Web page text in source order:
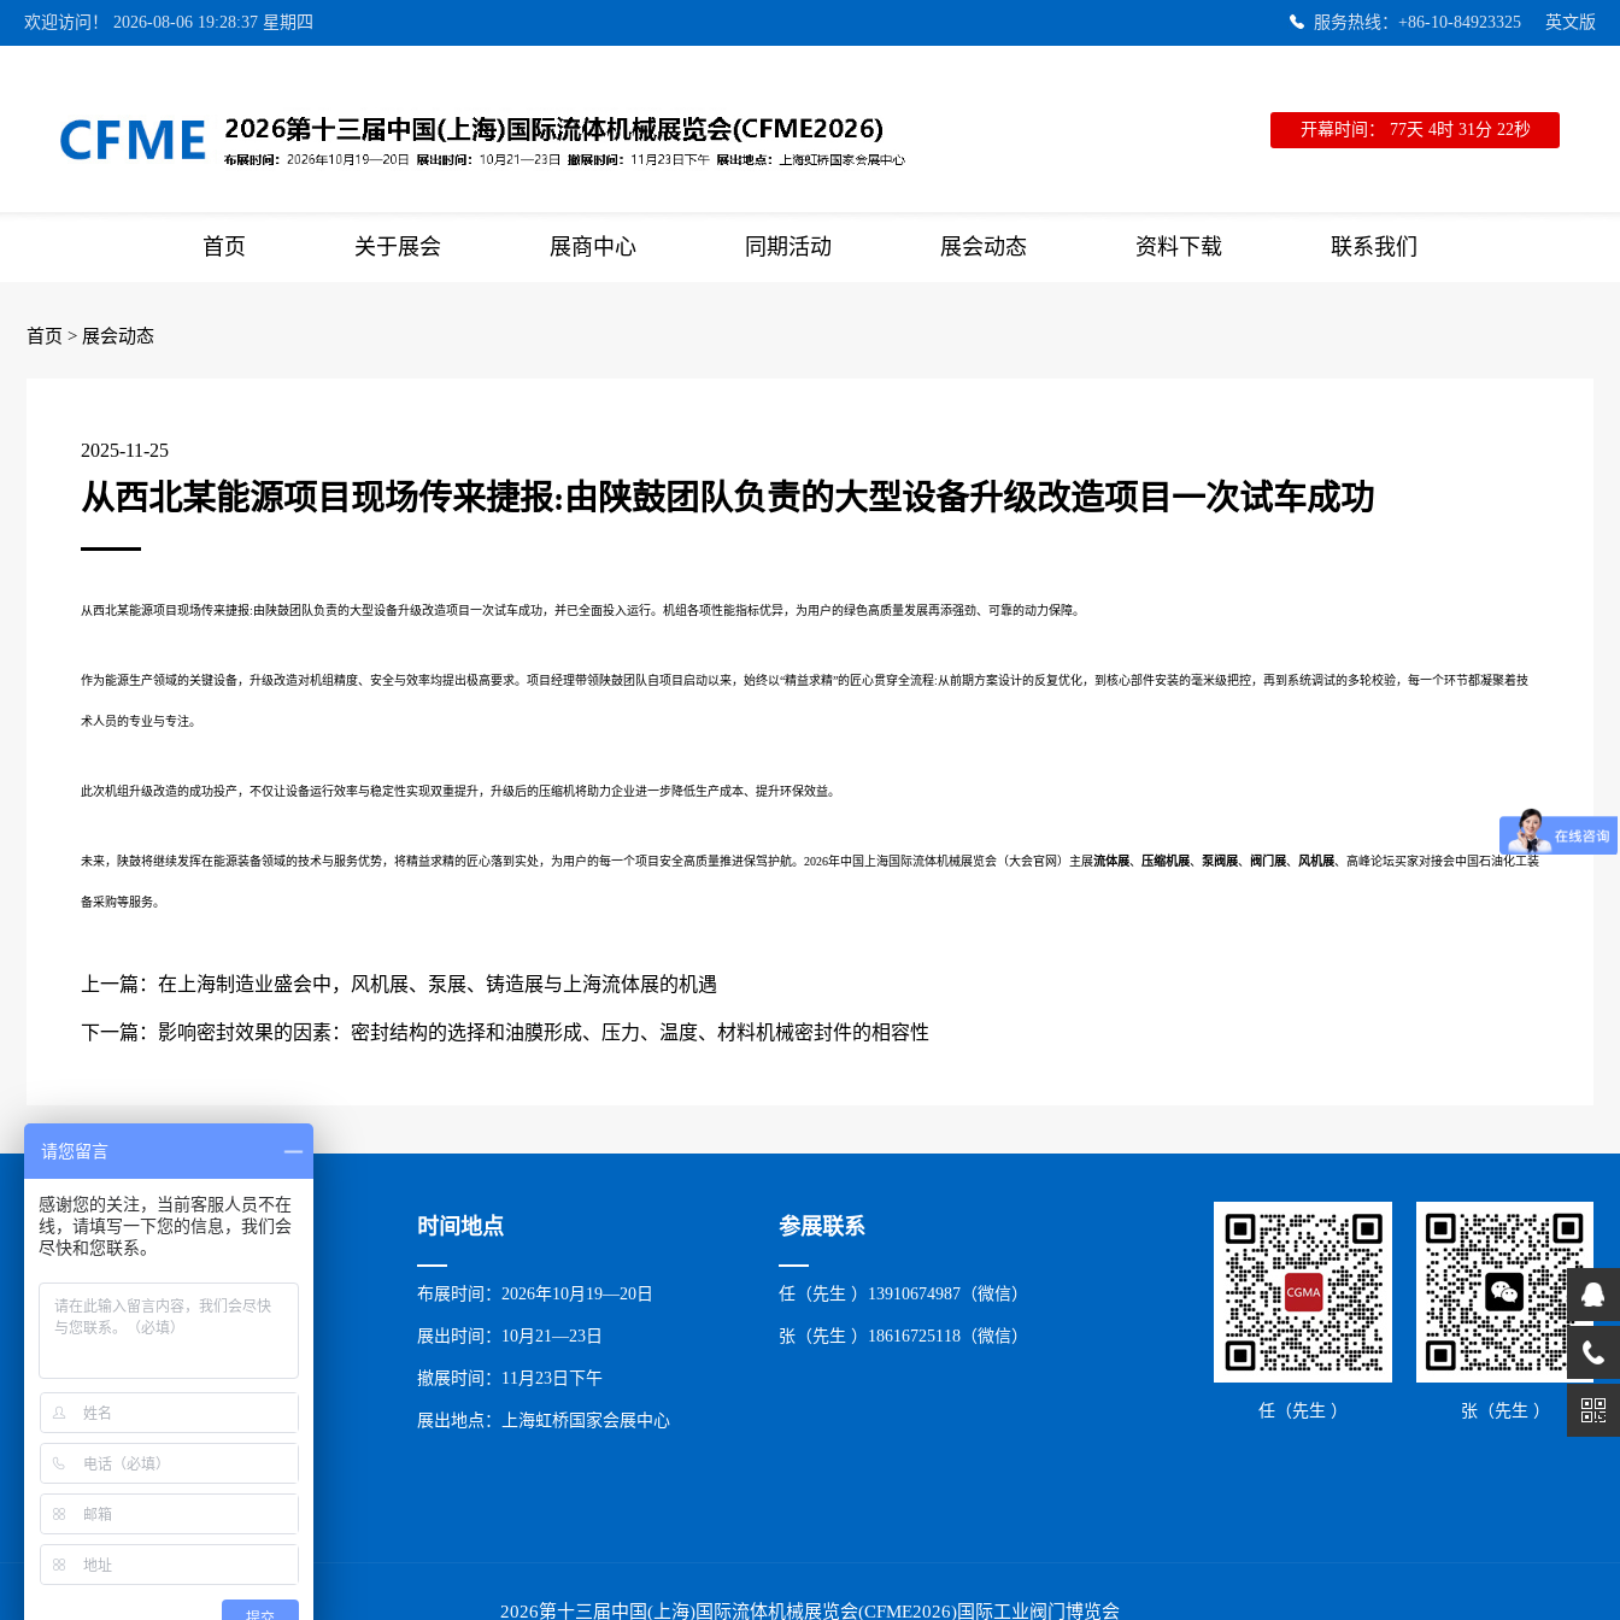
欢迎访问！ 2026-08-06 19:28:37 星期四 服务热线：+86-10-84923325 英文版
开幕时间： 77天 4时 31分 22秒
首页 关于展会 展商中心 同期活动 展会动态 资料下载 联系我们
首页 > 展会动态
2025-11-25
从西北某能源项目现场传来捷报:由陕鼓团队负责的大型设备升级改造项目一次试车成功
从西北某能源项目现场传来捷报:由陕鼓团队负责的大型设备升级改造项目一次试车成功，并已全面投入运行。机组各项性能指标优异，为用户的绿色高质量发展再添强劲、可靠的动力保障。
作为能源生产领域的关键设备，升级改造对机组精度、安全与效率均提出极高要求。项目经理带领陕鼓团队自项目启动以来，始终以“精益求精”的匠心贯穿全流程:从前期方案设计的反复优化，到核心部件安装的毫米级把控，再到系统调试的多轮校验，每一个环节都凝聚着技
术人员的专业与专注。
此次机组升级改造的成功投产，不仅让设备运行效率与稳定性实现双重提升，升级后的压缩机将助力企业进一步降低生产成本、提升环保效益。
未来，陕鼓将继续发挥在能源装备领域的技术与服务优势，将精益求精的匠心落到实处，为用户的每一个项目安全高质量推进保驾护航。 2026年中国上海国际流体机械展览会（大会官网）主展流体展、 压缩机展、 泵阀展、 阀门展、 风机展、高峰论坛买家对接会中国石油化工装
备采购等服务。
上一篇： 在上海制造业盛会中，风机展、泵展、铸造展与上海流体展的机遇
下一篇： 影响密封效果的因素：密封结构的选择和油膜形成、压力、温度、材料机械密封件的相容性
关于展会
组织机构
展会介绍
展品范围
参展指南
参展费用
参展路线
展商中心
参展登记
展区图
时间地点
布展时间：2026年10月19—20日
展出时间：10月21—23日
撤展时间：11月23日下午
展出地点：上海虹桥国家会展中心
参展联系
任（先生 ）13910674987（微信）
张（先生 ）18616725118（微信）
任（先生 ） 张（先生 ）
2026第十三届中国(上海)国际流体机械展览会(CFME2026)国际工业阀门博览会
请您留言
感谢您的关注，当前客服人员不在
线，请填写一下您的信息，我们会
尽快和您联系。